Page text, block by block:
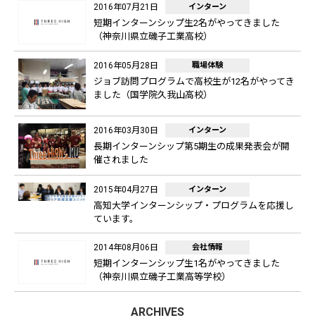
2016年07月21日 インターン
短期インターンシップ生2名がやってきました
（神奈川県立磯子工業高校）
2016年05月28日 職場体験
ジョブ訪問プログラムで高校生が12名がやってき
ました（国学院久我山高校）
2016年03月30日 インターン
長期インターンシップ第5期生の成果発表会が開
催されました
2015年04月27日 インターン
高知大学インターンシップ・プログラムを応援し
ています。
2014年08月06日 会社情報
短期インターンシップ生1名がやってきました
（神奈川県立磯子工業高等学校）
ARCHIVES